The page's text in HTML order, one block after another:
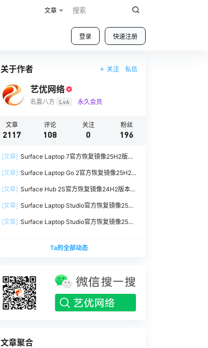
文章
登录 快速注册
关于作者 关注 私信
艺优网络
名震八方 Lv6 永久会员
文章
2117
评论
108
关注
0
粉丝
196
[文章] Surface Laptop 7官方恢复镜像25H2版本
254.zip网盘下载
[文章] Surface Laptop Go 2官方恢复镜像25H2
SurfaceLaptopGo2_BMR_42032_2026.507.118
98505.zip网盘下载
[文章] Surface Hub 2S官方恢复镜像24H2版本
7.zip网盘下载
[文章] Surface Laptop Studio官方恢复镜像25H2
SurfaceLaptopStudio_BMR_42032_2026.402.1
[文章] Surface Laptop Studio官方恢复镜像25H2
SurfaceLaptopStudio_BMR_12010_2026.402.11
740375.zip网盘下载
Ta的全部动态
文章聚合